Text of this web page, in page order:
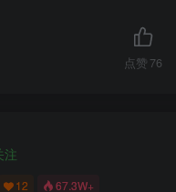
点赞 76
注
12 67.3W+